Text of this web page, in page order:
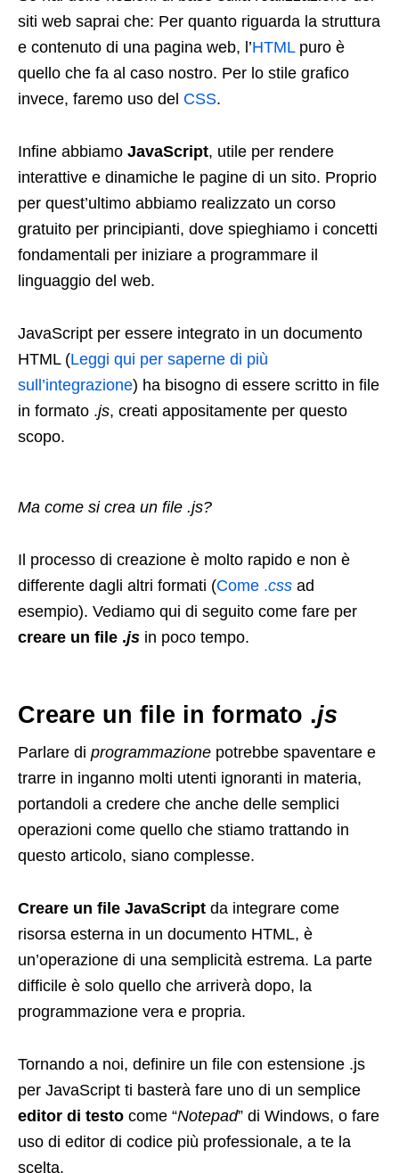
siti web saprai che: Per quanto riguarda la struttura
e contenuto di una pagina web, l’HTMLpuro è
quello che fa al caso nostro. Per lo stile grafico
invece, faremo uso del CSS.
Infine abbiamo JavaScript, utile per rendere
interattive e dinamiche le pagine di un sito. Proprio
per quest’ultimo abbiamo realizzato un corso
gratuito per principianti, dove spieghiamo i concetti
fondamentali per iniziare a programmare il
linguaggio del web.
JavaScript per essere integrato in un documento
HTML (Leggi qui per saperne di più
sull’integrazione) ha bisogno di essere scritto in file
in formato .js, creati appositamente per questo
scopo.
Ma come si crea un file .js?
Il processo di creazione è molto rapido e non è
differente dagli altri formati (Come .css ad
esempio). Vediamo qui di seguito come fare per
creare un file .js in poco tempo.
Creare un file in formato .js
Parlare di programmazione potrebbe spaventare e
trarre in inganno molti utenti ignoranti in materia,
portandoli a credere che anche delle semplici
operazioni come quello che stiamo trattando in
questo articolo, siano complesse.
Creare un file JavaScript da integrare come
risorsa esterna in un documento HTML, è
un’operazione di una semplicità estrema. La parte
difficile è solo quello che arriverà dopo, la
programmazione vera e propria.
Tornando a noi, definire un file con estensione .js
per JavaScript ti basterà fare uno di un semplice
editor di testo come “Notepad” di Windows, o fare
uso di editor di codice più professionale, a te la
scelta.